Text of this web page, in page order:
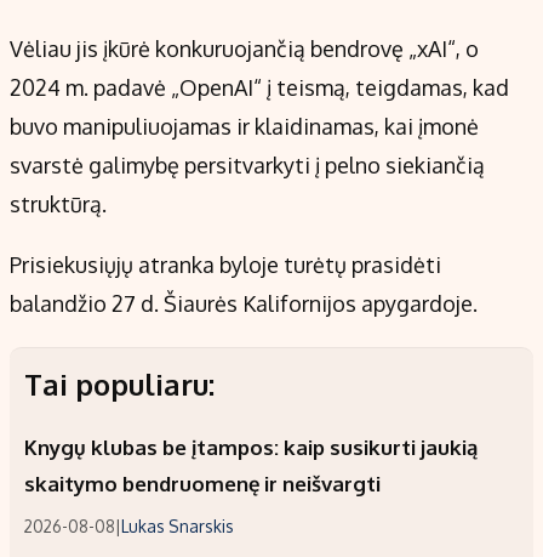
Vėliau jis įkūrė konkuruojančią bendrovę „xAI“, o
2024 m. padavė „OpenAI“ į teismą, teigdamas, kad
buvo manipuliuojamas ir klaidinamas, kai įmonė
svarstė galimybę persitvarkyti į pelno siekiančią
struktūrą.
Prisiekusiųjų atranka byloje turėtų prasidėti
balandžio 27 d. Šiaurės Kalifornijos apygardoje.
Tai populiaru:
Knygų klubas be įtampos: kaip susikurti jaukią
skaitymo bendruomenę ir neišvargti
2026-08-08|Lukas Snarskis